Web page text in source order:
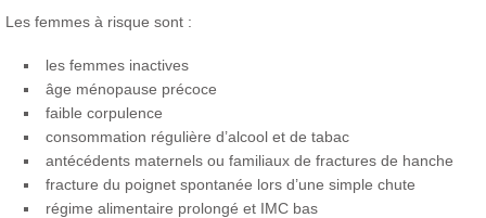
Les femmes à risque sont :
les femmes inactives
âge ménopause précoce
faible corpulence
consommation régulière d’alcool et de tabac
antécédents maternels ou familiaux de fractures de hanche
fracture du poignet spontanée lors d’une simple chute
régime alimentaire prolongé et IMC bas